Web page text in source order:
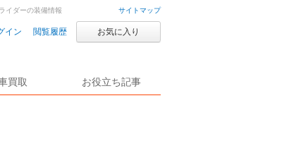
サイトマップ
イン 閲覧履歴 お気に入り
買取 お役立ち記事
イダーの装備情報